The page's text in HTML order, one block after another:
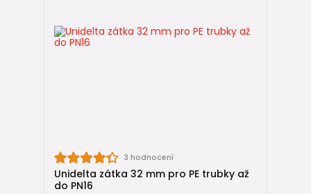
3 hodnocení
Unidelta zátka 32 mm pro PE trubky až
do PN16